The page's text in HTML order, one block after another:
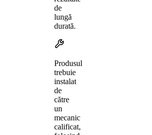
de
lungă
durată.
Produsul
trebuie
instalat
de
către
un
mecanic
calificat,